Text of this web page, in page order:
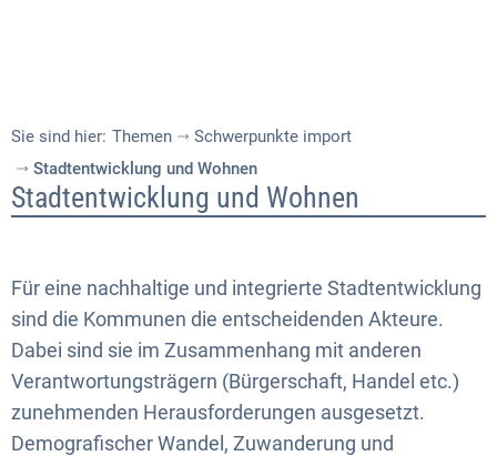
Sie sind hier: Themen
Schwerpunkte import
Stadtentwicklung und Wohnen
Stadtentwicklung
Wohnen
Stadtentwicklung und Wohnen
Für eine nachhaltige und integrierte Stadtentwicklung
sind die Kommunen die entscheidenden Akteure.
Dabei sind sie im Zusammenhang mit anderen
Verantwortungsträgern (Bürgerschaft, Handel etc.)
zunehmenden Herausforderungen ausgesetzt.
Demografischer Wandel, Zuwanderung und